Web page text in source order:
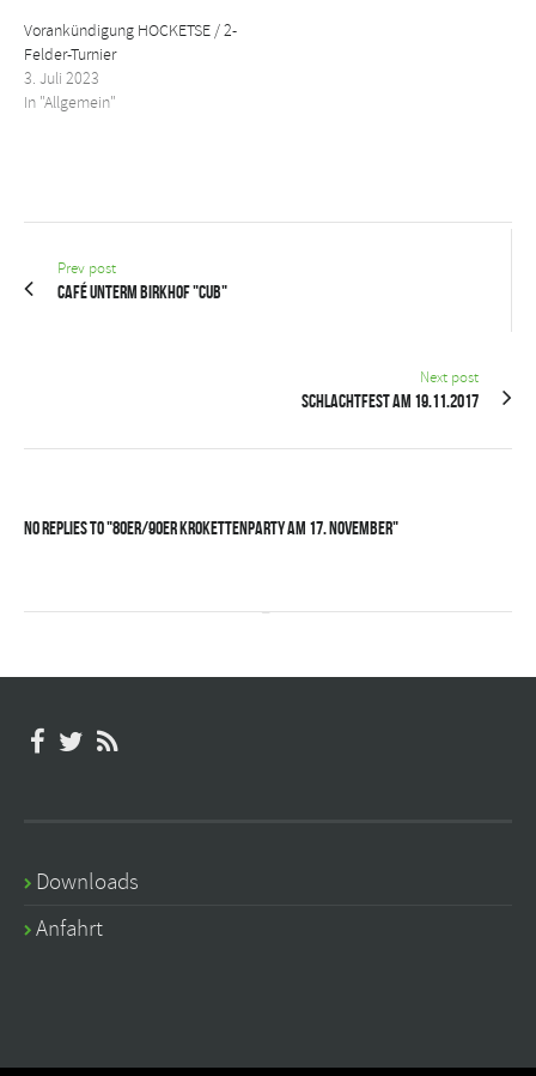
Vorankündigung HOCKETSE / 2-
Felder-Turnier
3. Juli 2023
In "Allgemein"
Prev post
Café unterm Birkhof "CUB"
Next post
Schlachtfest am 19.11.2017
No Replies to "80er/90er Krokettenparty am 17. November"
Downloads
Anfahrt